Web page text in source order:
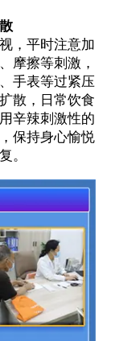
，平时注意加
摩擦等刺激，
手表等过紧压
散，日常饮食
辛辣刺激性的
保持身心愉悦
。